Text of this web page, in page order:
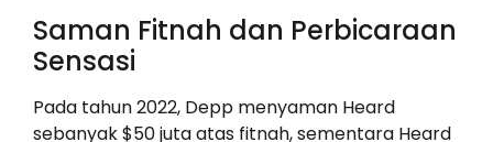
Saman Fitnah dan Perbicaraan
Sensasi
Pada tahun 2022, Depp menyaman Heard
sebanyak $50 juta atas fitnah, sementara Heard